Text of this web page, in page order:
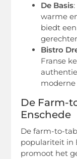
De Basis
warme
biedt
Bistro
Franse
De Farm-
Enschede
De farm-to-
populariteit in
promoot het